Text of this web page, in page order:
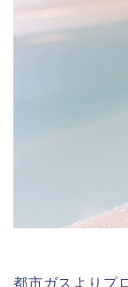
都市ガスよりプ